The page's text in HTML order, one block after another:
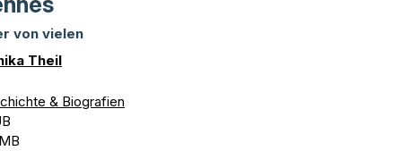
von vielen
Theil
& Biografien